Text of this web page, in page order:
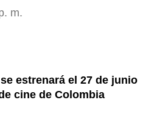
m.
estrenará el 27 de junio
cine de Colombia